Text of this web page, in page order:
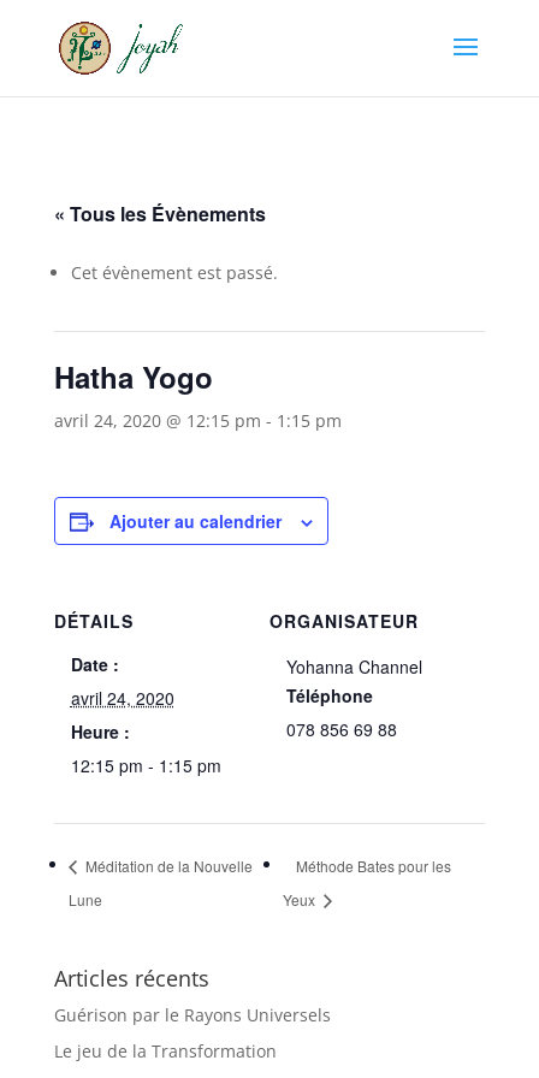
« Tous les Évènements
Cet évènement est passé.
Hatha Yogo
avril 24, 2020 @ 12:15 pm - 1:15 pm
Ajouter au calendrier
DÉTAILS
Date :
avril 24, 2020
Heure :
12:15 pm - 1:15 pm
ORGANISATEUR
Yohanna Channel
Téléphone
078 856 69 88
Méditation de la Nouvelle
Lune
Méthode Bates pour les
Yeux
Articles récents
Guérison par le Rayons Universels
Le jeu de la Transformation